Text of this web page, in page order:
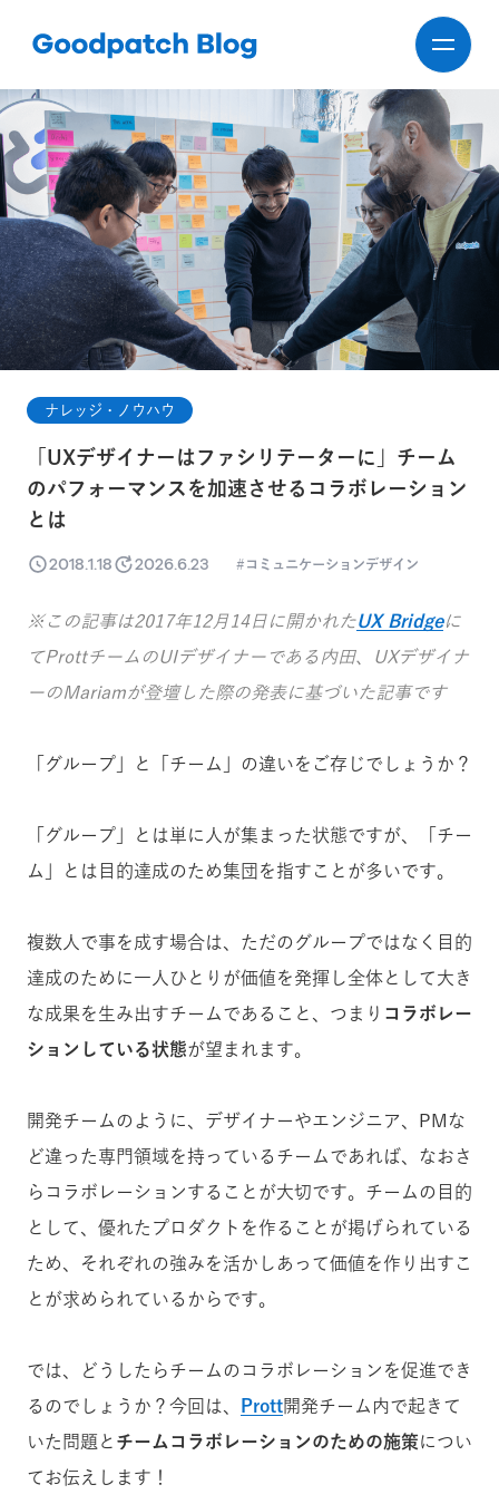
ナレッジ・ノウハウ
「UXデザイナーはファシリテーターに」チーム
のパフォーマンスを加速させるコラボレーション
とは
2018.1.18 2026.6.23 コミュニケーションデザイン
※この記事は2017年12月14日に開かれたUX Bridgeに
てProttチームのUIデザイナーである内田、UXデザイナ
ーのMariamが登壇した際の発表に基づいた記事です
「グループ」と「チーム」の違いをご存じでしょうか？
「グループ」とは単に人が集まった状態ですが、「チー
ム」とは目的達成のため集団を指すことが多いです。
複数人で事を成す場合は、ただのグループではなく目的
達成のために一人ひとりが価値を発揮し全体として大き
な成果を生み出すチームであること、つまり コラボレー
ションしている状態が望まれます。
開発チームのように、デザイナーやエンジニア、PMな
ど違った専門領域を持っているチームであれば、なおさ
らコラボレーションすることが大切です。チームの目的
として、優れたプロダクトを作ることが掲げられている
ため、それぞれの強みを活かしあって価値を作り出すこ
とが求められているからです。
では、どうしたらチームのコラボレーションを促進でき
るのでしょうか？今回は、
Prott開発チーム内で起きて
いた問題と チームコラボレーションのための施策につい
てお伝えします！